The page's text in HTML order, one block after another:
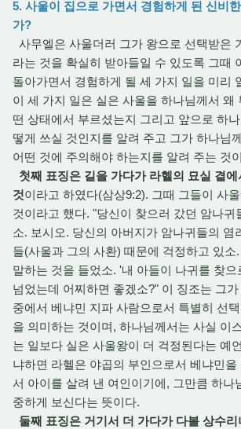
5. 사울이 집으로 가면서 경험하게 된 신비
가?
사무엘은 사울더러 그가 왕으로 선택받은
라는 것을 확실히 받아들일 수 있도록 그때
돌아가면서 경험하게 될 세 가지 일을 미리
이 세 가지 일은 실은 사울을 하나님께서 왜
떤 상태에서 부르셨는지 그리고 앞으로 하
떻게 쓰실 것인지를 알려 주고 그가 하나님
어떤 것에 주의해야 하는지를 알려 주는 것
첫째 표징은 길을 가다가 라헬의 묘실 곁
것이라고 하였다(삼상9:2). 그때 그들이 사
것이라고 했다. "당신이 찾으러 갔던 암나귀
소. 보시오. 당신의 아버지가 암나귀들의 염
들(사울과 그의 사환) 때문에 걱정하고 있소
말하는 것을 들었소. '내 아들이 나귀를 찾으
넘었는데 어찌하면 좋겠소?" 이 징조는 그
중에서 베냐민 지파 사람으로서 특별히 선
을 의미하는 것이며, 하나님께서는 사실 이
는 일보다 실은 사울왕이 더 걱정된다는 예
냐하면 라헬은 야곱의 부인으로서 베냐민을
서 아이를 살려 낸 여인이기에, 그만큼 하나
중하게 보신다는 뜻이다.
둘째 표징은 거기서 더 가다가 다볼 상수